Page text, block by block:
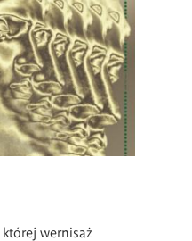
wernisaż